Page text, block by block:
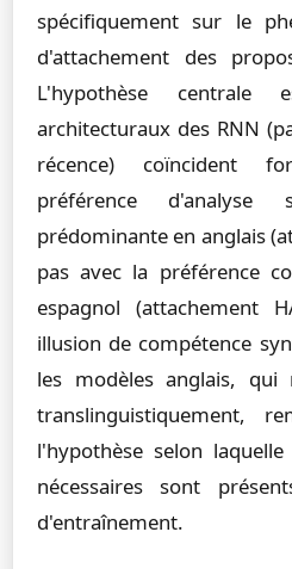
spécifiquement sur le
d'attachement des
L'hypothèse
architecturaux des RNN
récence) coïncident
préférence d'analyse
prédominante en anglais
pas avec la préférence
espagnol (attachement
illusion de compétence
les modèles anglais, qui
translinguistiquement,
l'hypothèse selon
nécessaires sont
d'entraînement.